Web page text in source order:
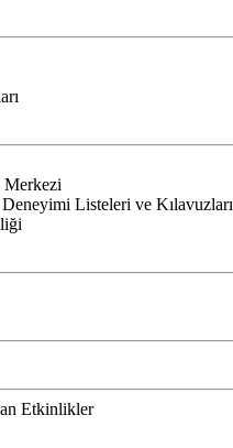
Listeleri ve Kılavuzları
Etkinlikler